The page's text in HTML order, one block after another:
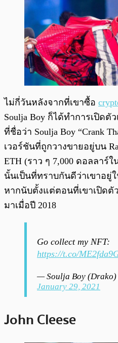
ไม่กี่วันหลังจากที่เขาซื้อ
Soulja Boy ก็ได้ทำการเปิด
ที่ชื่อว่า Soulja Boy “Crank
เวอร์ชันที่ถูกวางขายอยู่บน
ETH (ราว ๆ 7,000 ดอลลาร์
นั้นเป็นที่ทราบกันดีว่าเขาอยู่
หากนับตั้งแต่ตอนที่เขาเปิดตั
มาเมื่อปี 2018
Go collect my NFT:
https://t.co/
— Soulja Boy
January 29, 2021
John Cleese